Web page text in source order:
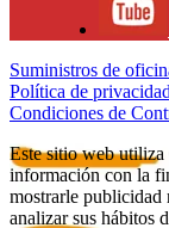
Suministros de
Política de privacidad
Condiciones de
Este sitio web utiliza
información con la
mostrarle publicidad
analizar sus hábitos